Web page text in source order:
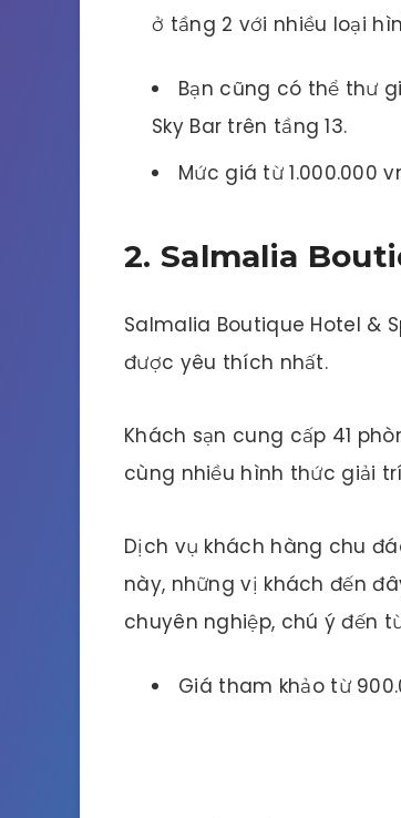
ở tầng 2 với nhiều loại
Bạn cũng có thể thư
Sky Bar trên tầng 13.
Mức giá từ 1.000.000
2. Salmalia
Salmalia Boutique Hotel &
được yêu thích nhất.
Khách sạn cung cấp 41
cùng nhiều hình thức giải
Dịch vụ khách hàng chu
này, những vị khách đến
chuyên nghiệp, chú ý đến
Giá tham khảo từ